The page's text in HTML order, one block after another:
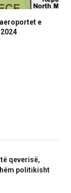
e
qeverisë,
politikisht